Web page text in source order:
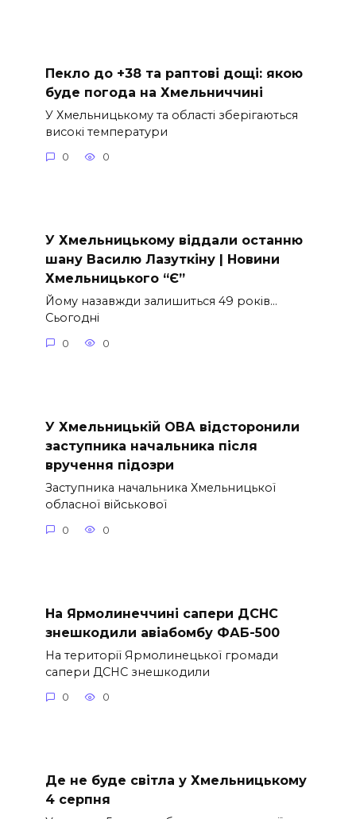
Пекло до +38 та раптові дощі: якою
буде погода на Хмельниччині
У Хмельницькому та області зберігаються
високі температури
0 0
У Хмельницькому віддали останню
шану Василю Лазуткіну | Новини
Хмельницького “Є”
Йому назавжди залишиться 49 років…
Сьогодні
0 0
У Хмельницькій ОВА відсторонили
заступника начальника після
вручення підозри
Заступника начальника Хмельницької
обласної військової
0 0
На Ярмолинеччині сапери ДСНС
знешкодили авіабомбу ФАБ-500
На території Ярмолинецької громади
сапери ДСНС знешкодили
0 0
Де не буде світла у Хмельницькому
4 серпня